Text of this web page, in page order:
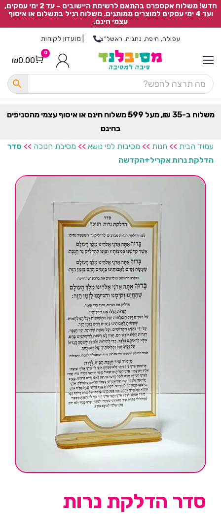
חדש! משלוח אקספרס בהתאם לרשימת היישובים – עד 2 ימי עסקים,
ועד 4 ימי עסקים למוצרים ממותגים. משלוח רגיל בתשלום או איסוף
עצמי חינם.
עפולה, חיפה, נתניה, ראשל"צ מועדון לקוחות
Cart
0
₪0.00
משלוח ב-35 ₪, מעל 599 משלוח חינם או איסוף עצמי מהסניפים
בחינם
עמוד הבית >> חנות >> מסיבות לפי נושא >> מסיבת חנוכה >> סדר
הדלקת נרות אקריל+הקדשה
סדר הדלקת נרות